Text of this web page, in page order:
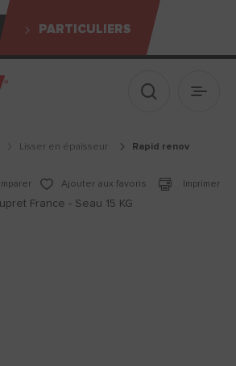
PARTICULIERS
Afficher le
lisser en épaisseur rapid renov
Ajouter aux favoris Imprimer